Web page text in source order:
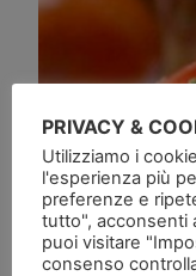
PRIVACY &
Utilizziamo i
l'esperienza più
preferenze e
tutto", acconsenti
puoi visitare
consenso